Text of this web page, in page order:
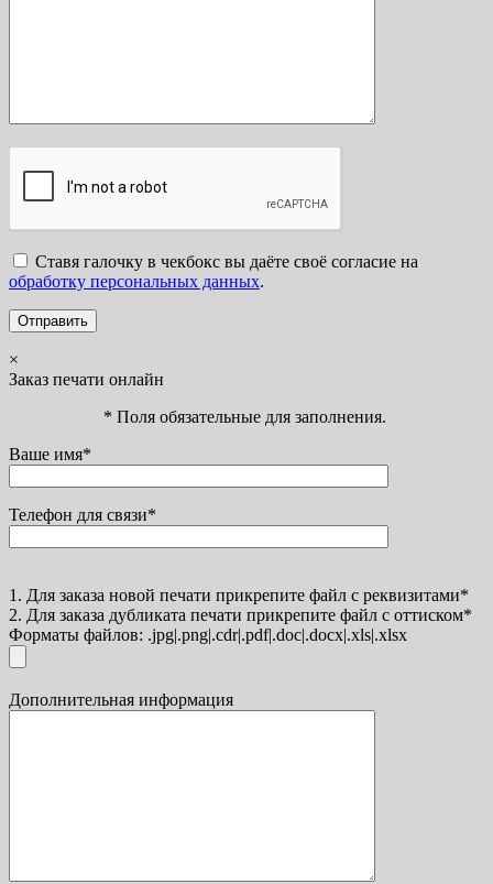
Ставя галочку в чекбокс вы даёте своё согласие на
обработку персональных данных.
×
Заказ печати онлайн
* Поля обязательные для заполнения.
Ваше имя*
Телефон для связи*
1. Для заказа новой печати прикрепите файл с реквизитами*
2. Для заказа дубликата печати прикрепите файл с оттиском*
Форматы файлов: .jpg|.png|.cdr|.pdf|.doc|.docx|.xls|.xlsx
Дополнительная информация